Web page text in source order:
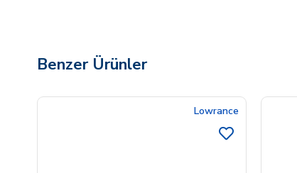
Benzer Ürünler
Lowrance